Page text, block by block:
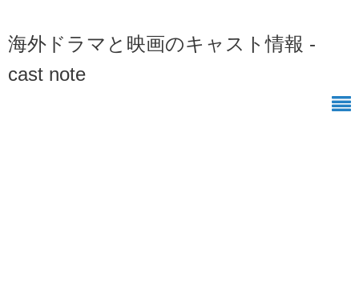
海外ドラマと映画のキャスト情報 -
cast note